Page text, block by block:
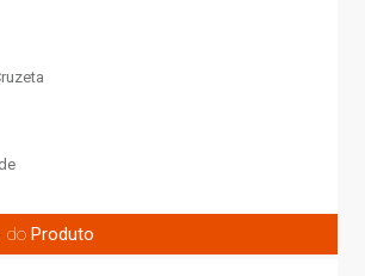
doProduto